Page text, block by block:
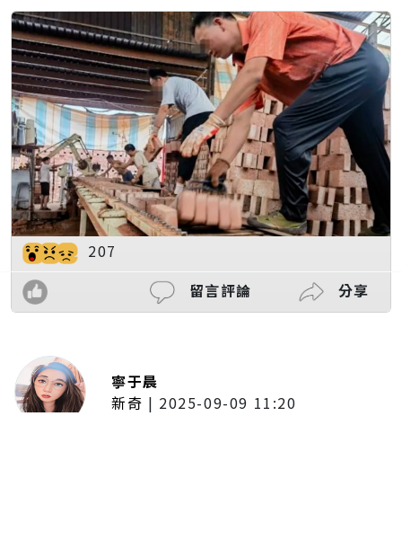
207
留言評論
分享
寧于晨
新奇 | 2025-09-09 11:20